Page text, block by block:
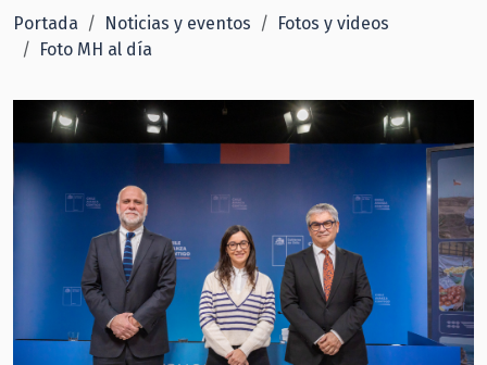
Portada Noticias y eventos
Fotos y videos
Foto MH al día